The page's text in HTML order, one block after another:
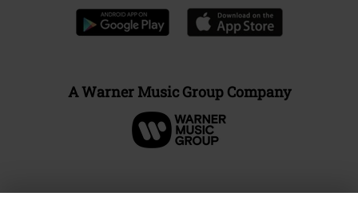
A Warner Music Group Company